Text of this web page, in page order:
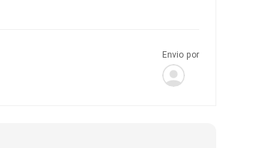
Envio por